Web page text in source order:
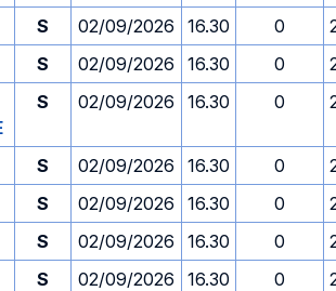
S 02/09/2026 16.30 0
S 02/09/2026 16.30 0
S 02/09/2026 16.30 0
S 02/09/2026 16.30 0
S 02/09/2026 16.30 0
S 02/09/2026 16.30 0
S 02/09/2026 16.30 0